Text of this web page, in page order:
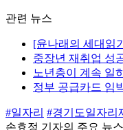
관련 뉴스
[윤나래의 세대읽
중장년 재취업 성
노년층이 계속 일
정부 공급카드 임
#일자리 #경기도일자리
손효정 기자의 주요 뉴스